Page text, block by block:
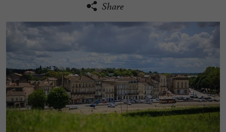
Share